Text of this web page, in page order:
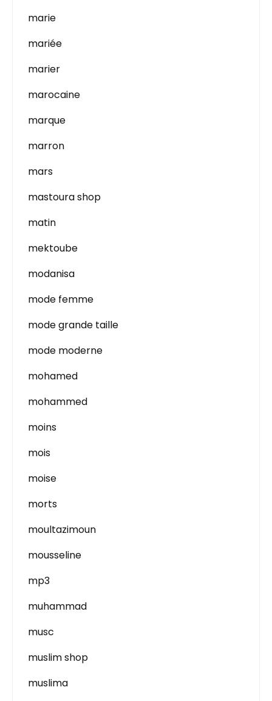
marie
mariée
marier
marocaine
marque
marron
mars
mastoura shop
matin
mektoube
modanisa
mode femme
mode grande taille
mode moderne
mohamed
mohammed
moins
mois
moise
morts
moultazimoun
mousseline
mp3
muhammad
musc
muslim shop
muslima